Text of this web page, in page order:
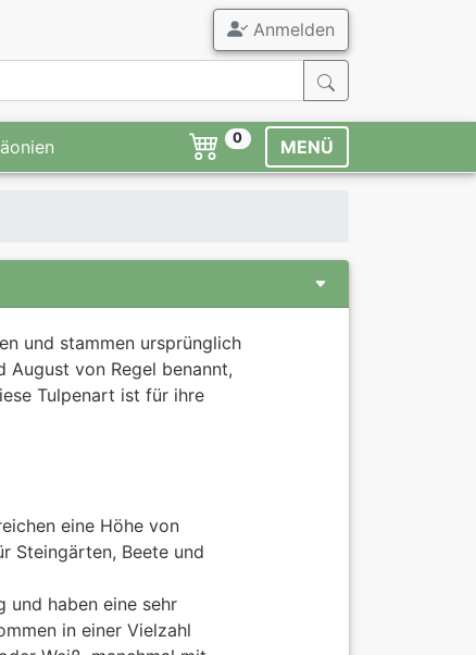
Anmelden
0 MENÜ
und stammen ursprünglich
August von Regel benannt,
Tulpenart ist für ihre
eine Höhe von
Steingärten, Beete und
und haben eine sehr
in einer Vielzahl